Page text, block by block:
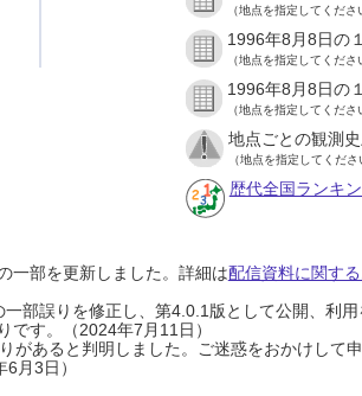
（地点を指定してくださ
1996年8月8日の
（地点を指定してくださ
1996年8月8日の
（地点を指定してくださ
地点ごとの観測
（地点を指定してくださ
歴代全国ランキ
一部を更新しました。詳細は配信資料に関す
部誤りを修正し、第4.0.1版として公開、利
です。（2024年7月11日）
があると判明しました。ご迷惑をおかけして
月3日）